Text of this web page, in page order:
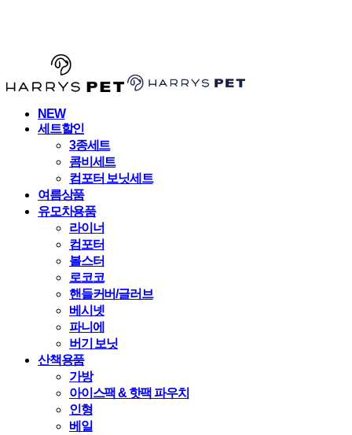
NEW
세트할인
3종세트
콤비세트
컴포터 보닛세트
여름상품
유모차용품
라이너
컴포터
볼스터
로코코
핸들커버/글러브
베시넷
파니에
버기 보닛
산책용품
가방
아이스팩 & 핫팩 파우치
인형
베일